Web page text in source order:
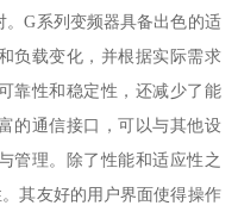
G系列变频器具备出色的适
负载变化，并根据实际需求
靠性和稳定性，还减少了能
的通信接口，可以与其他设
管理。除了性能和适应性之
其友好的用户界面使得操作